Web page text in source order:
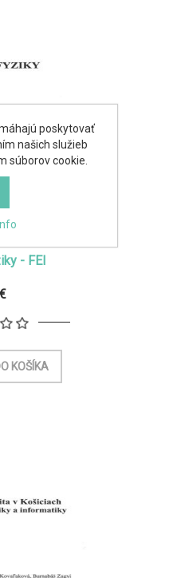
- FEI
poskytovať
našich služieb
súborov cookie.